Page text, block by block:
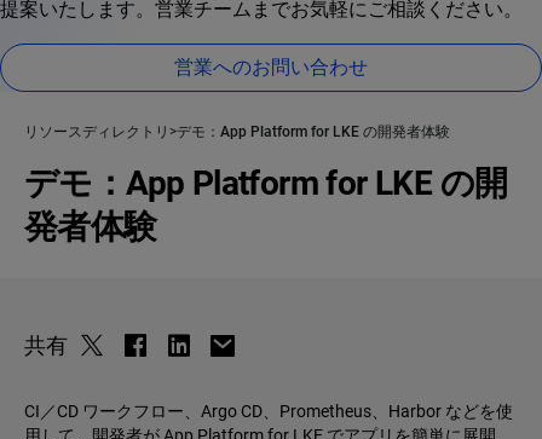
提案いたします。営業チームまでお気軽にご相談ください。
営業へのお問い合わせ
リソースディレクトリ デモ：App Platform for LKE の開発者体験
デモ：App Platform for LKE の開
発者体験
共有
CI／CD ワークフロー、Argo CD、Prometheus、Harbor などを使